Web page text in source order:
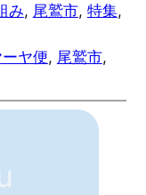
み, 尾鷲市, 特集
ヤ便, 尾鷲市